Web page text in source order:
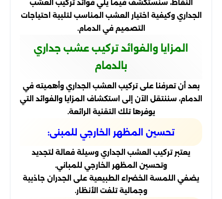
النقاط، سنستكشف فيما يلي فوائد تركيب العشب
الجداري وكيفية اختيار العشب المناسب لتلبية احتياجات
التصميم في الدمام.
المزايا والفوائد تركيب عشب جداري
بالدمام
بعد أن تعرفنا على تركيب العشب الجداري وأهميته في
الدمام، سننتقل الآن إلى استكشاف المزايا والفوائد التي
يوفرها تلك التقنية الرائعة.
تحسين المظهر الخارجي للمبنى:
يعتبر تركيب العشب الجداري وسيلة فعالة لتجديد
وتحسين المظهر الخارجي للمباني.
يضفي اللمسة الخضراء الطبيعية على الجدران جاذبية
وجمالية تلفت الأنظار.